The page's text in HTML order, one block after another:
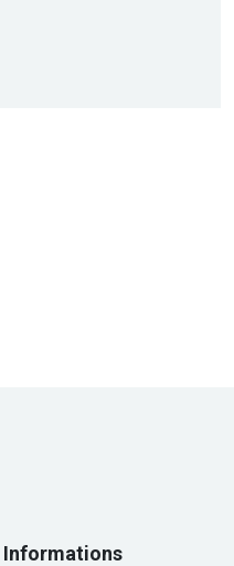
Informations